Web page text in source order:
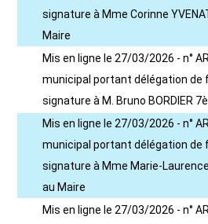
signature à Mme Corinne
Maire
Mis en ligne le 27/03/2026 - n°
municipal portant délégation de
signature à M. Bruno BORDIER
Mis en ligne le 27/03/2026 - n°
municipal portant délégation de
signature à Mme Marie-
au Maire
Mis en ligne le 27/03/2026 - n°